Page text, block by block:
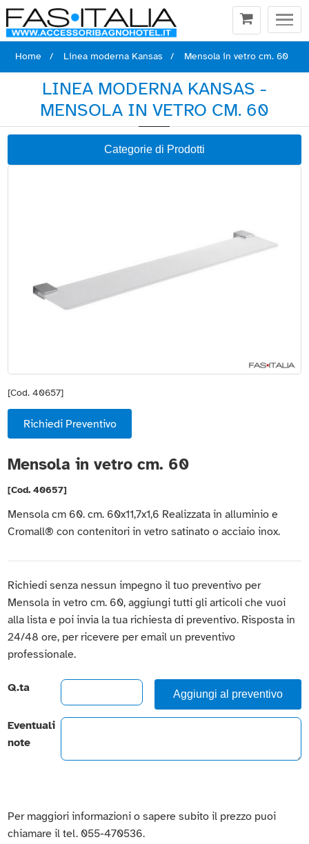
Home
Linea moderna Kansas Mensola in vetro cm. 60
LINEA MODERNA KANSAS -
MENSOLA IN VETRO CM. 60
Categorie di Prodotti
[Cod. 40657]
Richiedi Preventivo
Mensola in vetro cm. 60
[Cod. 40657]
Mensola cm 60. cm. 60x11,7x1,6 Realizzata in alluminio e
Cromall® con contenitori in vetro satinato o acciaio inox.
Richiedi senza nessun impegno il tuo preventivo per
Mensola in vetro cm. 60, aggiungi tutti gli articoli che vuoi
alla lista e poi invia la tua richiesta di preventivo. Risposta in
24/48 ore, per ricevere per email un preventivo
professionale.
Q.ta Aggiungi al preventivo
Eventuali
note
Per maggiori informazioni o sapere subito il prezzo puoi
chiamare il tel. 055-470536.